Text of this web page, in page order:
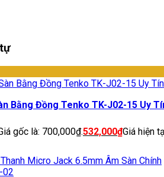
Bằng Đồng Tenko TK-J02-15 Uy
gốc là: 700,000₫.532,000₫Giá hiện